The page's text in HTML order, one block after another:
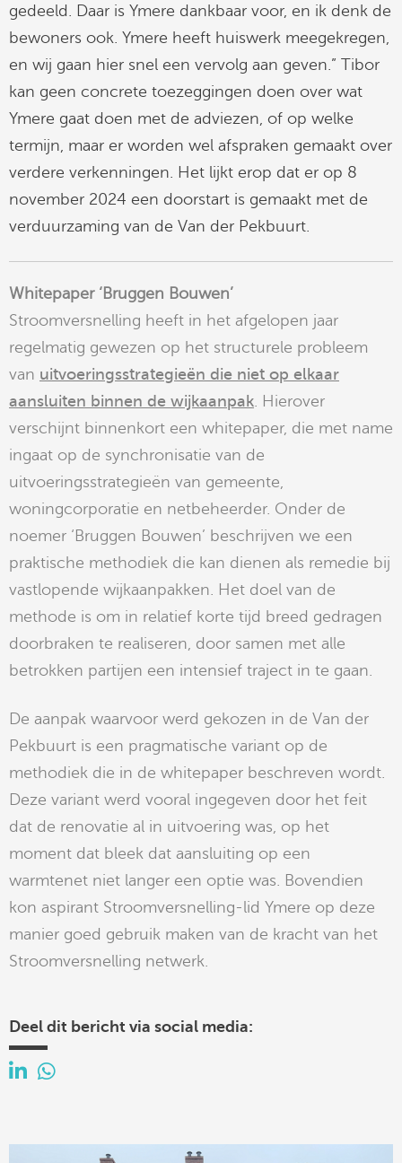
gedeeld. Daar is Ymere dankbaar voor, en ik denk de
bewoners ook. Ymere heeft huiswerk meegekregen,
en wij gaan hier snel een vervolg aan geven.” Tibor
kan geen concrete toezeggingen doen over wat
Ymere gaat doen met de adviezen, of op welke
termijn, maar er worden wel afspraken gemaakt over
verdere verkenningen. Het lijkt erop dat er op 8
november 2024 een doorstart is gemaakt met de
verduurzaming van de Van der Pekbuurt.
Whitepaper ‘Bruggen Bouwen’
Stroomversnelling heeft in het afgelopen jaar
regelmatig gewezen op het structurele probleem
van uitvoeringsstrategieën die niet op elkaar
aansluiten binnen de wijkaanpak . Hierover
verschijnt binnenkort een whitepaper, die met name
ingaat op de synchronisatie van de
uitvoeringsstrategieën van gemeente,
woningcorporatie en netbeheerder. Onder de
noemer ‘Bruggen Bouwen’ beschrijven we een
praktische methodiek die kan dienen als remedie bij
vastlopende wijkaanpakken. Het doel van de
methode is om in relatief korte tijd breed gedragen
doorbraken te realiseren, door samen met alle
betrokken partijen een intensief traject in te gaan.
De aanpak waarvoor werd gekozen in de Van der
Pekbuurt is een pragmatische variant op de
methodiek die in de whitepaper beschreven wordt.
Deze variant werd vooral ingegeven door het feit
dat de renovatie al in uitvoering was, op het
moment dat bleek dat aansluiting op een
warmtenet niet langer een optie was. Bovendien
kon aspirant Stroomversnelling-lid Ymere op deze
manier goed gebruik maken van de kracht van het
Stroomversnelling netwerk.
Deel dit bericht via social media: